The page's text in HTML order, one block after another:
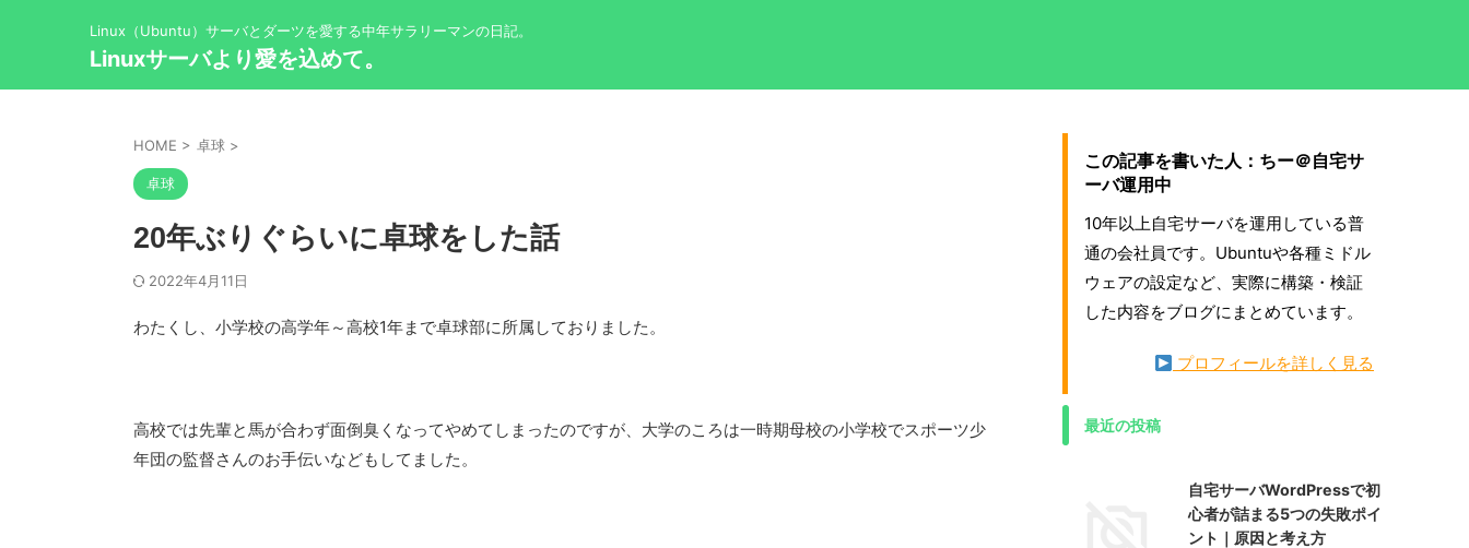
Linux（Ubuntu）サーバとダーツを愛する中年サラリーマンの日記。
Linuxサーバより愛を込めて。
HOME > 卓球 >
卓球
20年ぶりぐらいに卓球をした話
2022年4月11日
わたくし、小学校の高学年～高校1年まで卓球部に所属しておりました。
高校では先輩と馬が合わず面倒臭くなってやめてしまったのですが、大学のころは一時期母校の小学校でスポーツ少
年団の監督さんのお手伝いなどもしてました。
この記事を書いた人：ちー＠自宅サ
ーバ運用中
10年以上自宅サーバを運用している普
通の会社員です。Ubuntuや各種ミドル
ウェアの設定など、実際に構築・検証
した内容をブログにまとめています。
プロフィールを詳しく見る
最近の投稿
自宅サーバWordPressで初
心者が詰まる5つの失敗ポイ
ント｜原因と考え方